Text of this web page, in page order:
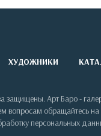
ХУДОЖНИКИ
защищены. Арт Баро -
вопросам обращайтесь
персональных